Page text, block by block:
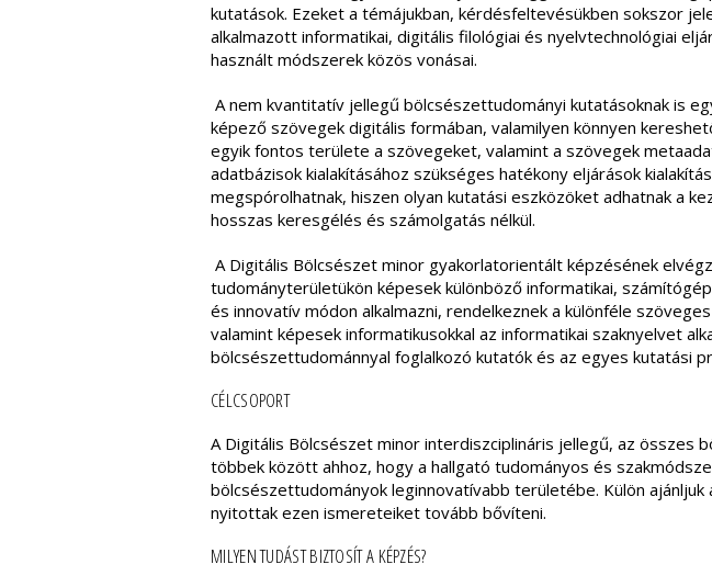
kutatások. Ezeket a témájukban, kérdésfeltevésükben sokszor
alkalmazott informatikai, digitális filológiai és nyelvtechnológiai
használt módszerek közös vonásai.
A nem kvantitatív jellegű bölcsészettudományi kutatásoknak is
képező szövegek digitális formában, valamilyen könnyen
egyik fontos területe a szövegeket, valamint a szövegek
adatbázisok kialakításához szükséges hatékony eljárások
megspórolhatnak, hiszen olyan kutatási eszközöket adhatnak a
hosszas keresgélés és számolgatás nélkül.
A Digitális Bölcsészet minor gyakorlatorientált képzésének
tudományterületükön képesek különböző informatikai,
és innovatív módon alkalmazni, rendelkeznek a különféle
valamint képesek informatikusokkal az informatikai szaknyelvet
bölcsészettudománnyal foglalkozó kutatók és az egyes kutatási
CÉLCSOPORT
A Digitális Bölcsészet minor interdiszciplináris jellegű, az összes
többek között ahhoz, hogy a hallgató tudományos és
bölcsészettudományok leginnovatívabb területébe. Külön ajánljuk
nyitottak ezen ismereteiket tovább bővíteni.
MILYEN TUDÁST BIZTOSÍT A KÉPZÉS?